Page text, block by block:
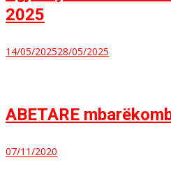
2025
14/05/202528/05/2025
ABETARE
07/11/2020